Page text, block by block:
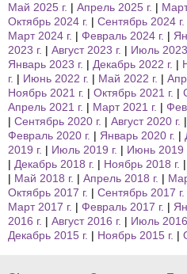
Май 2025 г.
Апрель 2025 г.
Октябрь 2024 г.
Сентябрь 2024 г.
Март 2024 г.
Февраль 2024 г.
2023 г.
Август 2023 г. Июль 2023
Январь 2023 г.
Декабрь 2022 г.
г.
Июнь 2022 г. Май 2022 г.
Ноябрь 2021 г.
Октябрь 2021 г.
Апрель 2021 г.
Март 2021 г.
Сентябрь 2020 г.
Август 2020 г.
Февраль 2020 г.
Январь 2020 г.
2019 г.
Июль 2019 г. Июнь 2019
Декабрь 2018 г.
Ноябрь 2018 г.
Май 2018 г.
Апрель 2018 г.
Октябрь 2017 г.
Сентябрь 2017 г.
Март 2017 г.
Февраль 2017 г.
2016 г.
Август 2016 г. Июль 2016
Декабрь 2015 г.
Ноябрь 2015 г.